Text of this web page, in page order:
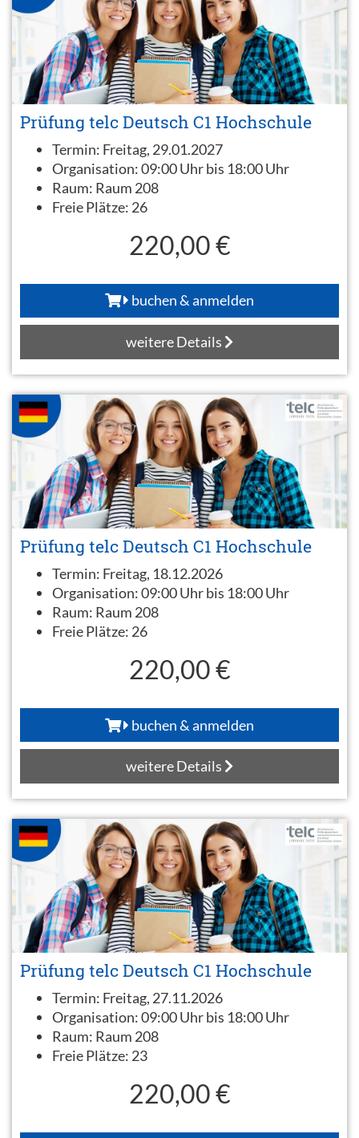
Prüfung telc Deutsch C1 Hochschule
Termin: Freitag, 29.01.2027
Organisation:09:00 Uhr bis 18:00 Uhr
Raum: Raum 208
Freie Plätze: 26
220,00 €
buchen & anmelden
weitere Details
Prüfung telc Deutsch C1 Hochschule
Termin: Freitag, 18.12.2026
Organisation:09:00 Uhr bis 18:00 Uhr
Raum: Raum 208
Freie Plätze: 26
220,00 €
buchen & anmelden
weitere Details
Prüfung telc Deutsch C1 Hochschule
Termin: Freitag, 27.11.2026
Organisation:09:00 Uhr bis 18:00 Uhr
Raum: Raum 208
Freie Plätze: 23
220,00 €